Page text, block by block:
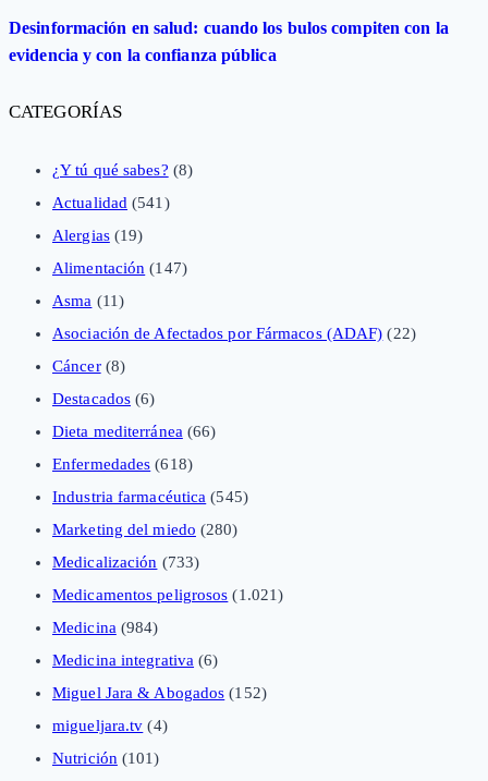
Desinformación en salud: cuando los bulos compiten con la
evidencia y con la confianza pública
CATEGORÍAS
¿Y tú qué sabes? (8)
Actualidad (541)
Alergias(19)
Alimentación (147)
Asma (11)
Asociación de Afectados por Fármacos (ADAF) (22)
Cáncer(8)
Destacados (6)
Dieta mediterránea (66)
Enfermedades (618)
Industria farmacéutica (545)
Marketing del miedo (280)
Medicalización (733)
Medicamentos peligrosos (1.021)
Medicina (984)
Medicina integrativa (6)
Miguel Jara & Abogados (152)
migueljara.tv (4)
Nutrición (101)